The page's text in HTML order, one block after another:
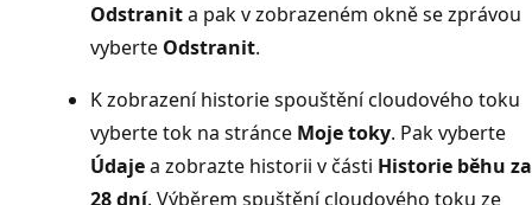
Odstranita pak v zobrazeném okně se zprávou
vyberte Odstranit.
K zobrazení historie spouštění cloudového toku
vyberte tok na stránce Moje toky. Pak vyberte
Údajea zobrazte historii v části Historie běhu za
28 dní. Výběrem spuštění cloudového toku ze